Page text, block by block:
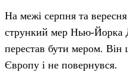
На межі серпня та
стрункий мер Нью-
перестав бути мером. Він
Європу і не повернувся.